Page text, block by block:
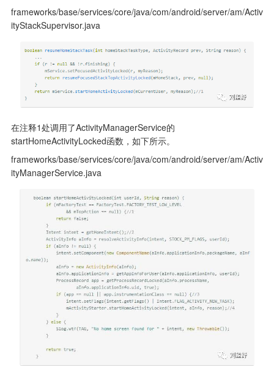
frameworks/base/services/core/java/com/android/server/am/Activ
ityStackSupervisor.java
在注释1处调用了ActivityManagerService的
startHomeActivityLocked函数，如下所示。
frameworks/base/services/core/java/com/android/server/am/Activ
ityManagerService.java